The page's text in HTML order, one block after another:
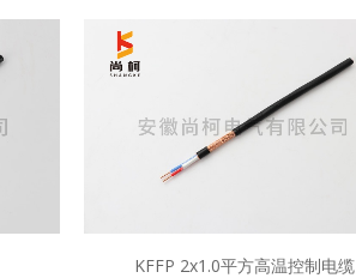
KFFP 2x1.0平方高温控制电缆